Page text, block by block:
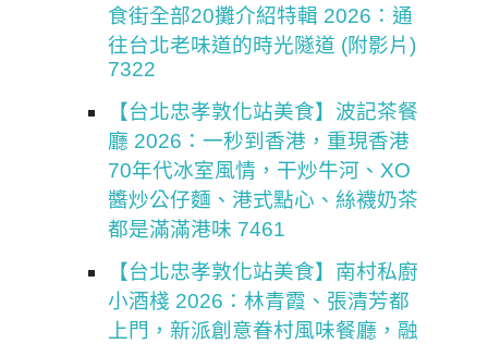
食街全部20攤介紹特輯 2026：通
往台北老味道的時光隧道 (附影片)
7322
【台北忠孝敦化站美食】波記茶餐
廳 2026：一秒到香港，重現香港
70年代冰室風情，干炒牛河、XO
醬炒公仔麵、港式點心、絲襪奶茶
都是滿滿港味 7461
【台北忠孝敦化站美食】南村私廚
小酒棧 2026：林青霞、張清芳都
上門，新派創意眷村風味餐廳，融